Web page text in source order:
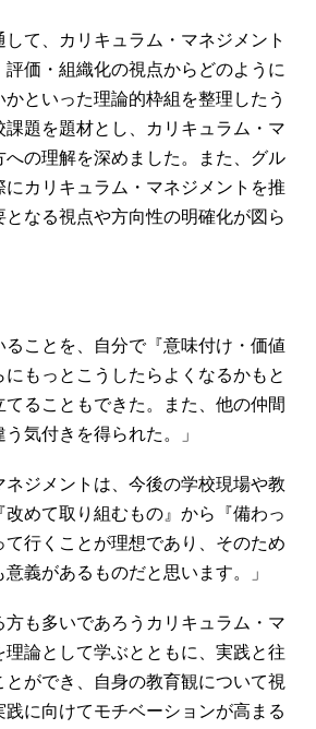
て、カリキュラム・マネジメント
価・組織化の視点からどのように
といった理論的枠組を整理したう
課題を題材とし、カリキュラム・マ
への理解を深めました。また、グル
にカリキュラム・マネジメントを推
なる視点や方向性の明確化が図ら
ることを、自分で『意味付け・価値
もっとこうしたらよくなるかもと
ることもできた。また、他の仲間
気付きを得られた。」
ネジメントは、今後の学校現場や教
めて取り組むもの』から『備わっ
行くことが理想であり、そのため
義があるものだと思います。」
方も多いであろうカリキュラム・マ
理論として学ぶとともに、実践と往
ができ、自身の教育観について視
に向けてモチベーションが高まる